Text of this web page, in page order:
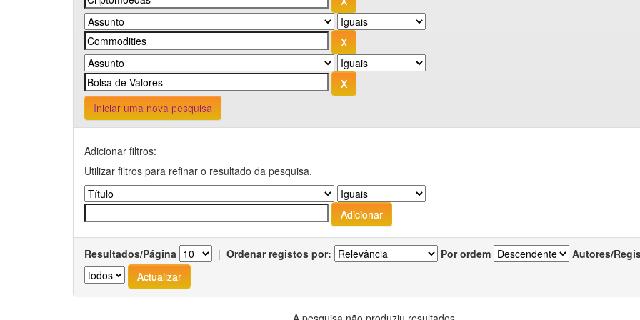
Iniciar uma nova pesquisa
Adicionar filtros:
Utilizar filtros para refinar o resultado da pesquisa.
Resultados/Página | Ordenar registos por: Por ordem Autores/